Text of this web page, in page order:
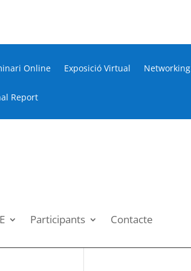
Online Exposició Virtual Networking
Report
Participants Contacte